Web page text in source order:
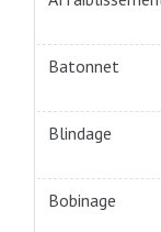
Batonnet
Blindage
Bobinage